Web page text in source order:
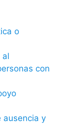
o
al
con
ausencia y